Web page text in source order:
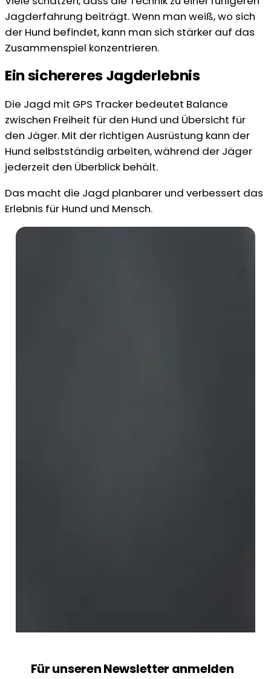
Jagderfahrung beiträgt. Wenn man weiß, wo sich
der Hund befindet, kann man sich stärker auf das
Zusammenspiel konzentrieren.
Ein sichereres Jagderlebnis
Die Jagd mit GPS Tracker bedeutet Balance
zwischen Freiheit für den Hund und Übersicht für
den Jäger. Mit der richtigen Ausrüstung kann der
Hund selbstständig arbeiten, während der Jäger
jederzeit den Überblick behält.
Das macht die Jagd planbarer und verbessert das
Erlebnis für Hund und Mensch.
Für unseren Newsletter anmelden